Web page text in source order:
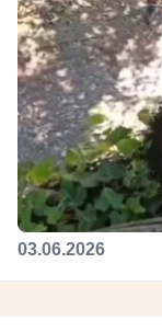
03.06.2026